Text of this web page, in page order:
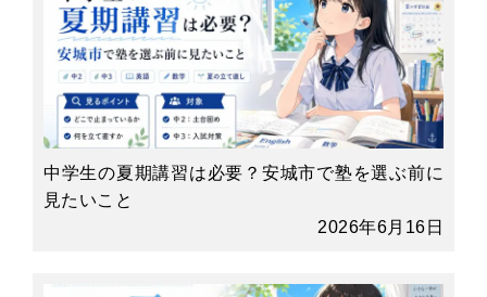
中学生の夏期講習は必要？安城市で塾を選ぶ前に
見たいこと
2026年6月16日